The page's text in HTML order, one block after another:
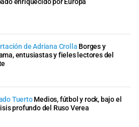
enriquecido por Europa
de Adriana Crolla Borges y
entusiastas y fieles lectores del
Tuerto Medios, fútbol y rock, bajo el
profundo del Ruso Verea